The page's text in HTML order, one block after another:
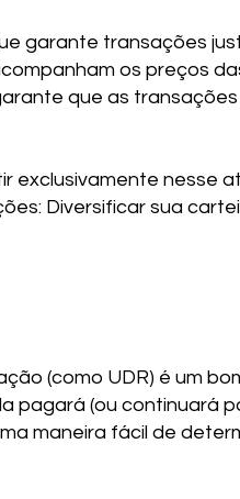
garante transações
os preços
que as transações
exclusivamente nesse
Diversificar sua
(como UDR) é um
pagará (ou continuará
maneira fácil de